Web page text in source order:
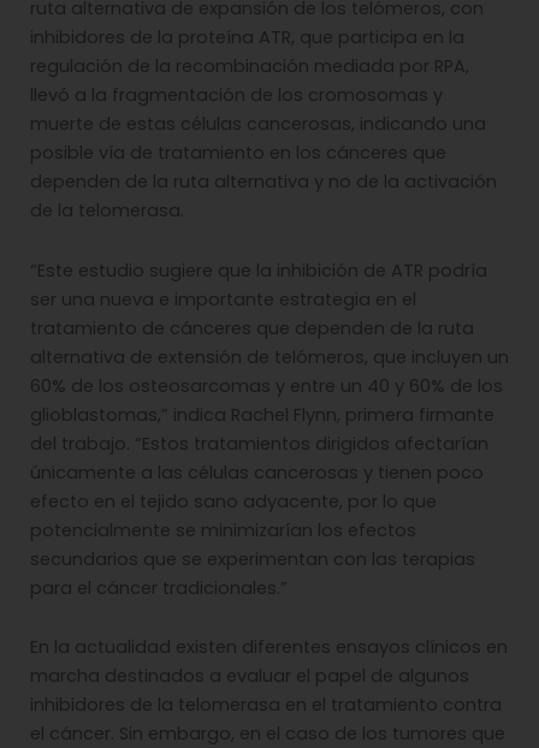
ruta alternativa de expansión de los telómeros, con
inhibidores de la proteína ATR, que participa en la
regulación de la recombinación mediada por RPA,
llevó a la fragmentación de los cromosomas y
muerte de estas células cancerosas, indicando una
posible vía de tratamiento en los cánceres que
dependen de la ruta alternativa y no de la activación
de la telomerasa.
“Este estudio sugiere que la inhibición de ATR podría
ser una nueva e importante estrategia en el
tratamiento de cánceres que dependen de la ruta
alternativa de extensión de telómeros, que incluyen un
60% de los osteosarcomas y entre un 40 y 60% de los
glioblastomas,” indica Rachel Flynn, primera firmante
del trabajo. “Estos tratamientos dirigidos afectarían
únicamente a las células cancerosas y tienen poco
efecto en el tejido sano adyacente, por lo que
potencialmente se minimizarían los efectos
secundarios que se experimentan con las terapias
para el cáncer tradicionales.”
En la actualidad existen diferentes ensayos clínicos en
marcha destinados a evaluar el papel de algunos
inhibidores de la telomerasa en el tratamiento contra
el cáncer. Sin embargo, en el caso de los tumores que